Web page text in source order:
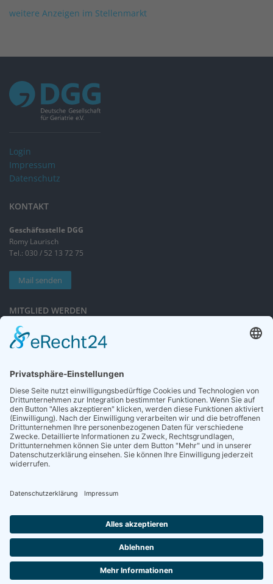
weitere Anzeigen im Stellenmarkt
Login
Impressum
Datenschutz
KONTAKT
Geschäftsstelle DGG
Romy Laurisch
Tel.: 030 / 52 13 72 75
Mail senden
MITGLIED WERDEN
Sieben gute Gründe
für Ihre Mitgliedschaft
NEWSLETTER
Neuigkeiten rund um die Geriatrie und die DGG – regelmäßig in Ihrem
Postfach.
Die Zeitschrift für Gerontologie und Geriatrie informiert über Neues aus
unserem Fach.